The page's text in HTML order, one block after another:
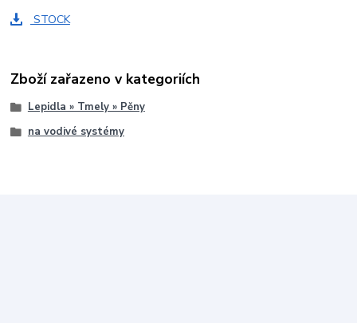
STOCK
Zboží zařazeno v kategoriích
Lepidla » Tmely » Pěny
na vodivé systémy